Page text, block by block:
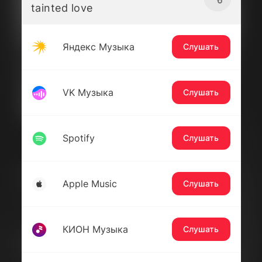
tainted love
Яндекс Музыка Слушать
VK Музыка Слушать
Spotify Слушать
Apple Music Слушать
КИОН Музыка Слушать